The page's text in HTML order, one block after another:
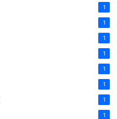
1
1
1
1
1
1
1
1